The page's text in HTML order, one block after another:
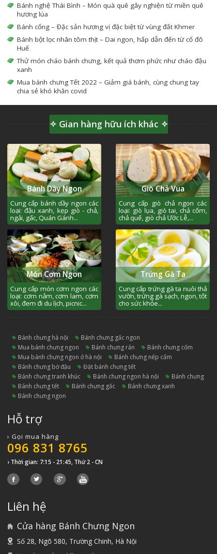
Bánh nghệ Thái Bình – Món quà quê gây nghiện từ miền quê
hương lúa
Bánh cống – Đặc sản hương vị đặc biệt từ vùng đất Khmer
Bánh bột lọc nhân tôm thịt – Dai ngon, hấp dẫn đến từ cố đô
Huế
Thử món cháo bánh chưng, kết quả thơm phức như cháo đậu
xanh
Mua bánh chưng Tết 2022 – Giảm giá bánh, cùng chung tay
chia sẻ khó khăn covid
✧ Gian hàng hữu ích khác ✧
Bánh Dầy Ngon
Cung cấp bánh dầy ngon các
loại: đậu xanh, kẹp giò - chả,
ngải, gấc, Quán Gánh...
Giò Chả Vua
Cung cấp giò chả ngon các
loại: giò lụa, giò tai, chả cốm,
chả quế, giò chả Ước Lễ,...
Món Cơm Ngon
Cung cấp món cơm ngon các
loại: cơm nắm, cơm lam, cơm
xôi, đem đi du lịch, picnic...
Trứng Gà Ta
Cung cấp trứng gà ta nuôi thả
vườn, trứng gà sạch, ngon, tốt
cho sức khỏe...
bánh chưng hà nội
bánh chưng gấc ngon
mua bánh chưng ngon
bánh chưng rán
bánh chưng cốm
mua bánh chưng ngon ở hà nội
bánh chưng nếp cẩm
bánh chưng bờ đậu
đặt bánh chưng tết
bánh chưng tranh khúc
bánh chưng ngon hà nội
bánh chưng
bánh chưng tết
bánh chưng gấc
bánh chưng xanh
bánh chưng ngon
Hỗ trợ
› Gọi mua hàng
096 831 8765
› Thời gian: 7:15 - 21:45, Thứ 2 - CN
Liên hệ
Cửa hàng Bánh Chưng Ngon
Số 28, Ngõ 580, Trường Chinh, Hà Nội